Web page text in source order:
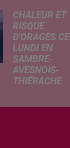
CHALEUR ET
RISQUE
D'ORAGES CE
LUNDI EN
SAMBRE-
AVESNOIS-
THIÉRACHE
typiquement